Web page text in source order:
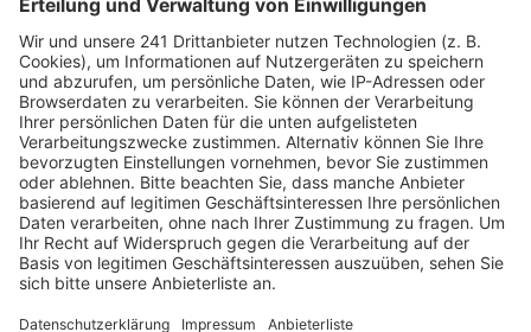
In Köln wird ein Mann vermisst. Er soll am 1. Mai
versucht haben durch den Rhein zu schwimmen. Laut
Zeugen soll er in Höhe des Tanzbrunnens ins Wasser
gegangen sein um in Richtung Bastei zu schwimmen.
Hintergrund war offenbar eine Wette zwischen zwei
Männern, wer schneller durch den Rhein schwimmen
kann. Zeugen sahen dann, wie der 36-Jähriger
abgetrieben wurde und alarmierten die
Rettungskräfte. Feuerwehr, Polizei und DLRG suchten
mehrere Stunden vergeblich nach dem Vermissten,